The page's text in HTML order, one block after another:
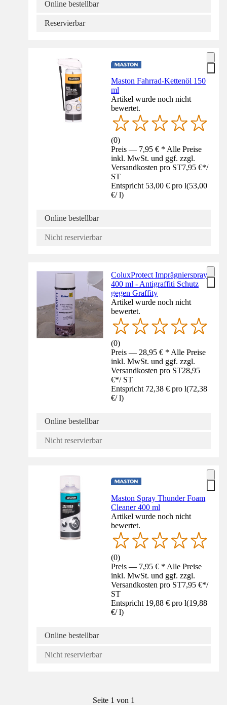
Online bestellbar
Reservierbar
Maston Fahrrad-Kettenöl 150
ml
Artikel wurde noch nicht
bewertet.
(0)
Preis — 7,95 € * Alle Preise
inkl. MwSt. und ggf. zzgl.
Versandkosten pro ST7,95 €*/
ST
Entspricht 53,00 € pro l(53,00
€/ l)
Online bestellbar
Nicht reservierbar
ColuxProtect Imprägnierspray
400 ml - Antigraffiti Schutz
gegen Graffity
Artikel wurde noch nicht
bewertet.
(0)
Preis — 28,95 € * Alle Preise
inkl. MwSt. und ggf. zzgl.
Versandkosten pro ST28,95
€*/ ST
Entspricht 72,38 € pro l(72,38
€/ l)
Online bestellbar
Nicht reservierbar
Maston Spray Thunder Foam
Cleaner 400 ml
Artikel wurde noch nicht
bewertet.
(0)
Preis — 7,95 € * Alle Preise
inkl. MwSt. und ggf. zzgl.
Versandkosten pro ST7,95 €*/
ST
Entspricht 19,88 € pro l(19,88
€/ l)
Online bestellbar
Nicht reservierbar
Seite 1 von 1